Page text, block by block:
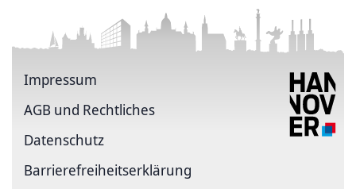
Impressum
AGB und Rechtliches
Datenschutz
Barriere­freiheits­erklärung